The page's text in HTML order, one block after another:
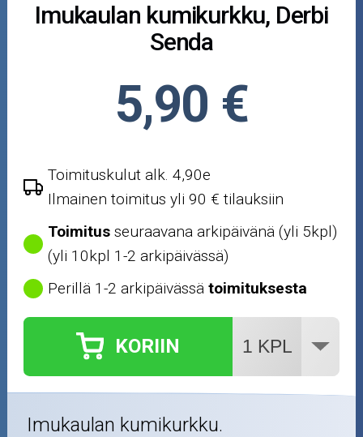
Öljyt ja kemikaalit
Outlet-tuotteet
Imukaulan kumikurkku, Derbi
Senda
5,90 €
Toimituskulut alk. 4,90e
Ilmainen toimitus yli 90 € tilauksiin
Toimitus seuraavana arkipäivänä (yli 5kpl)
(yli 10kpl 1-2 arkipäivässä)
Perillä 1-2 arkipäivässätoimituksesta
KORIIN
Imukaulan kumikurkku.